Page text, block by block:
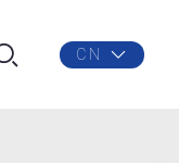
CN